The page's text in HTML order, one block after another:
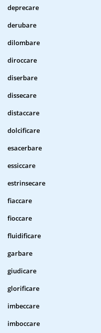
deprecare
derubare
dilombare
diroccare
diserbare
dissecare
distaccare
dolcificare
esacerbare
essiccare
estrinsecare
fiaccare
fioccare
fluidificare
garbare
giudicare
glorificare
imbeccare
imboccare